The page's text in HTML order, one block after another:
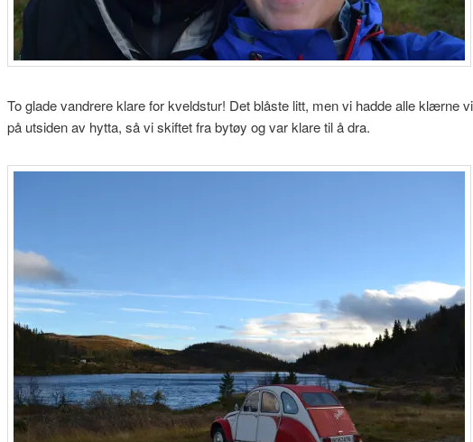
To glade vandrere klare for kveldstur! Det blåste litt, men vi hadde alle klærne
på utsiden av hytta, så vi skiftet fra bytøy og var klare til å dra.